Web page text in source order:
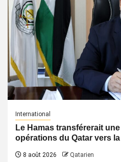
International
Le Hamas transférerait
opérations du Qatar vers
8 août 2026 Qatarien